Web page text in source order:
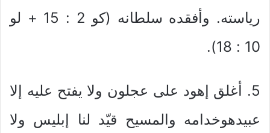
رياسته. وأفقده سلطانه (كو 2 : 15 + لو
10 : 18).
5. أغلق إهود على عجلون ولا يفتح عليه إلا
عبيدهوخدامه والمسيح قيّد لنا إبليس ولا